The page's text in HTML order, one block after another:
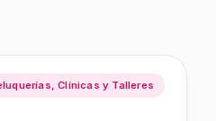
Clínicas y Talleres